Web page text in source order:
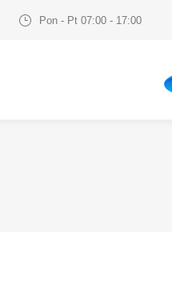
Pon - Pt 07:00 - 17:00